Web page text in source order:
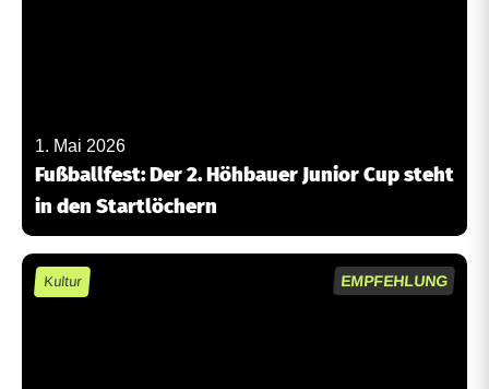
1. Mai 2026
Fußballfest: Der 2. Höhbauer Junior Cup steht
in den Startlöchern
EMPFEHLUNG
Kultur